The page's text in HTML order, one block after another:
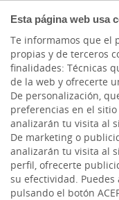
Esta página web usa
Te informamos que el
propias y de terceros
finalidades: Técnicas
de la web y ofrecerte
De personalización,
preferencias en el
analizarán tu visita al
De marketing o
analizarán tu visita al
perfil, ofrecerte
su efectividad. Puedes
pulsando el botón
Mar, 17/10/2023 -